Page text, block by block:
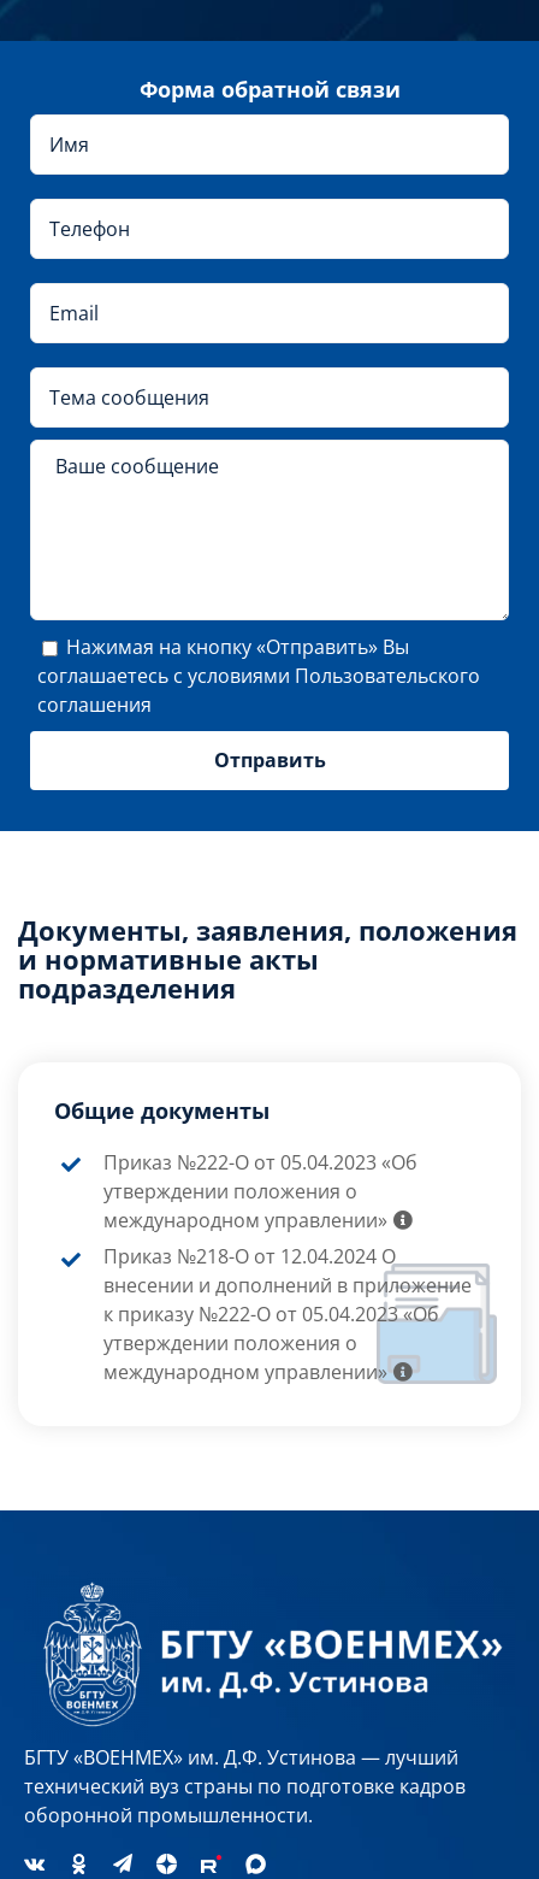
Форма обратной связи
Нажимая на кнопку «Отправить» Вы
соглашаетесь с условиями Пользовательского
соглашения
Документы, заявления, положения
и нормативные акты
подразделения
Общие документы
Приказ №222-О от 05.04.2023 «Об
утверждении положения о
международном управлении»
Приказ №218-О от 12.04.2024 О
внесении и дополнений в приложение
к приказу №222-О от 05.04.2023 «Об
утверждении положения о
международном управлении»
БГТУ «ВОЕНМЕХ» им. Д.Ф. Устинова — лучший
технический вуз страны по подготовке кадров
оборонной промышленности.